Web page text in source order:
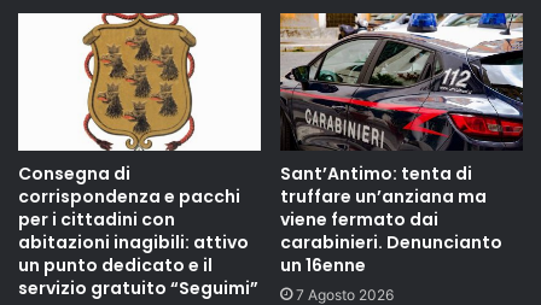
Consegna di
corrispondenza e pacchi
per i cittadini con
abitazioni inagibili: attivo
un punto dedicato e il
servizio gratuito “Seguimi”
Sant’Antimo: tenta di
truffare un’anziana ma
viene fermato dai
carabinieri. Denuncianto
un 16enne
7 Agosto 2026